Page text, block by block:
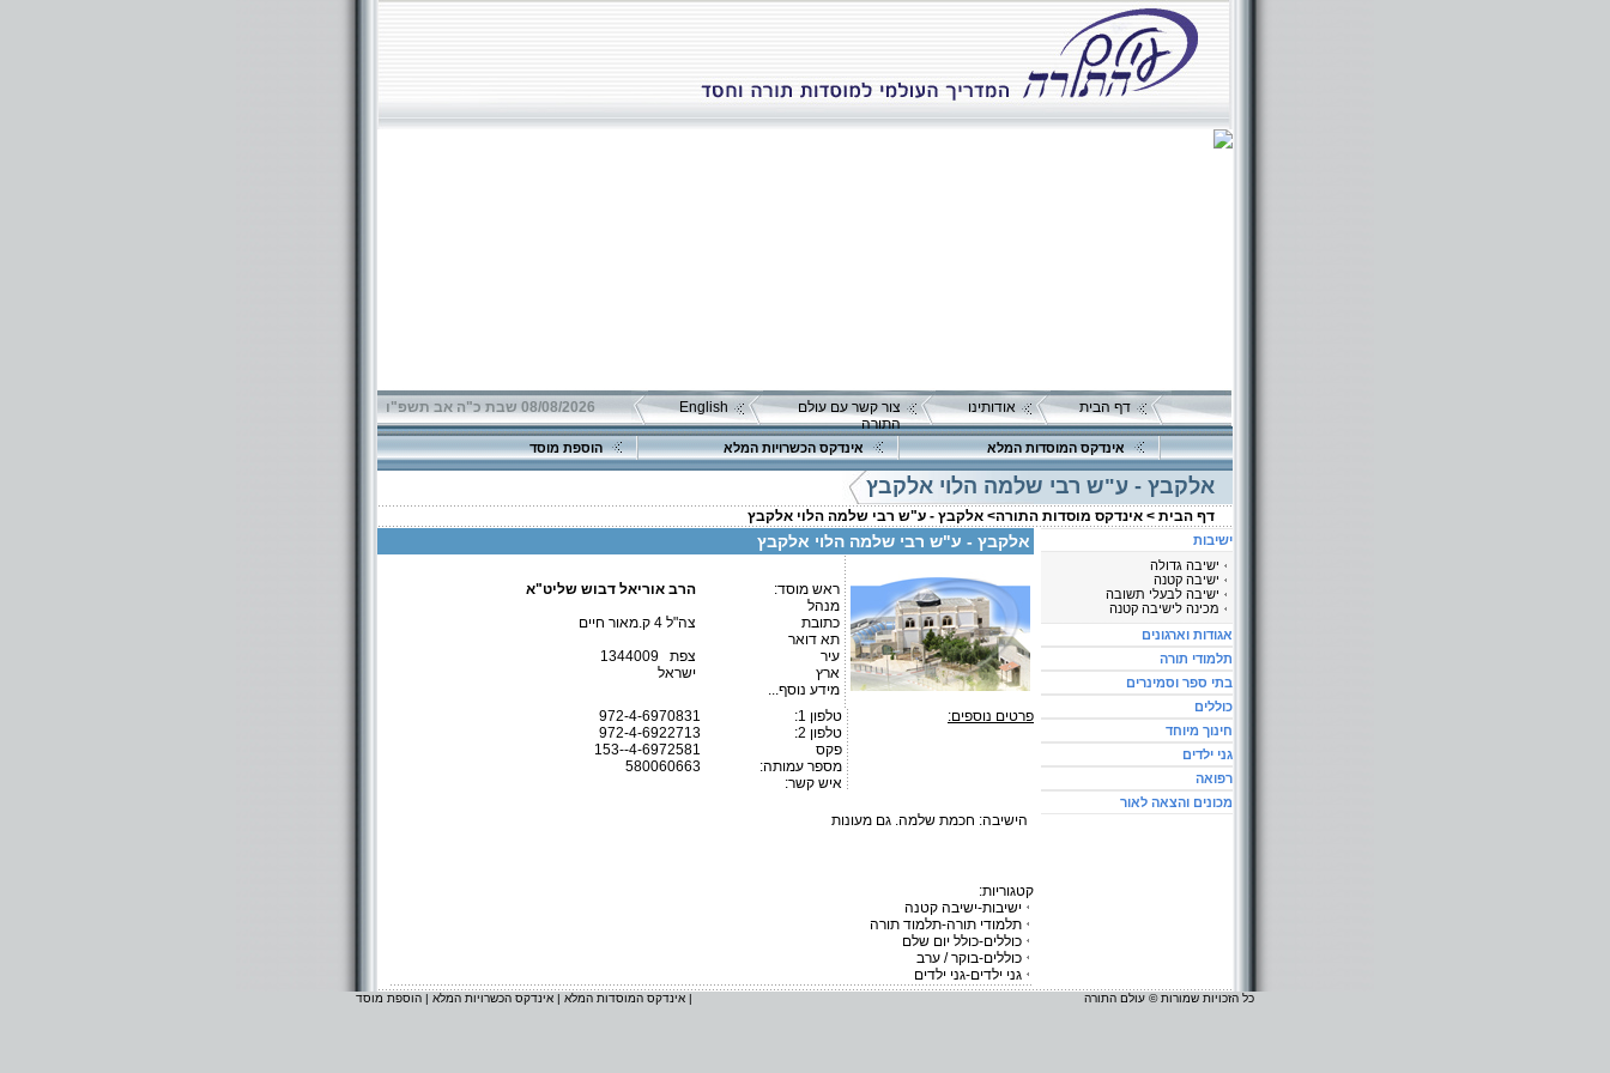
דף הבית אודותינו
צור קשר עם עולם
התורה
English 08/08/2026 שבת כ"ה אב תשפ"ו
אינדקס המוסדות המלא אינדקס הכשרויות המלא הוספת מוסד
אלקבץ - ע"ש רבי שלמה הלוי אלקבץ
דף הבית > אינדקס מוסדות התורה> אלקבץ - ע"ש רבי שלמה הלוי אלקבץ
אלקבץ - ע"ש רבי שלמה הלוי אלקבץ
ראש מוסד:
הרב אוריאל דבוש שליט"א
מנהל
כתובת
צה"ל 4 ק.מאור חיים
תא דואר
עיר
צפת 1344009
ארץ
ישראל
מידע נוסף...
פרטים נוספים:
טלפון 1:
טלפון 2:
פקס
מספר עמותה:
איש קשר:
972-4-6970831
972-4-6922713
153--4-6972581
580060663
הישיבה: חכמת שלמה. גם מעונות
קטגוריות:
ישיבות-ישיבה קטנה
תלמודי תורה-תלמוד תורה
כוללים-כולל יום שלם
כוללים-בוקר / ערב
גני ילדים-גני ילדים
ישיבות
ישיבה גדולה
ישיבה קטנה
ישיבה לבעלי תשובה
מכינה לישיבה קטנה
אגודות וארגונים
תלמודי תורה
בתי ספר וסמינרים
כוללים
חינוך מיוחד
גני ילדים
רפואה
מכונים והצאה לאור
כל הזכויות שמורות © עולם התורה אינדקס המוסדות המלא | אינדקס הכשרויות המלא | הוספת מוסד |